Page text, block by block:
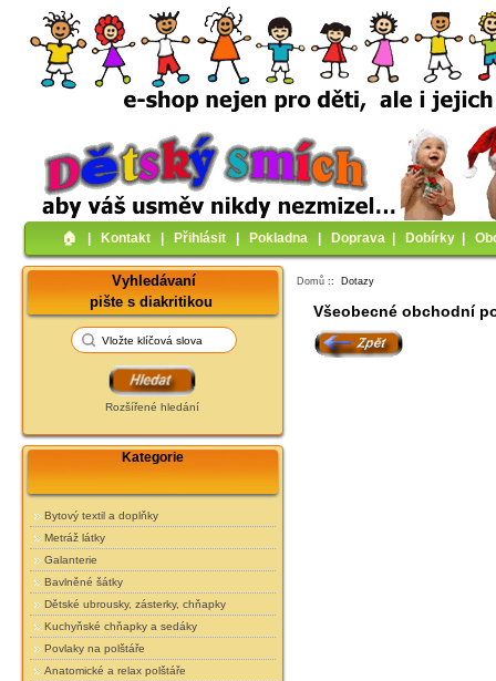
🏠︎ Kontakt Přihlásit Pokladna Doprava Dobírky
Vyhledávaní
pište s diakritikou
Rozšířené hledání
Kategorie
Bytový textil a doplňky
Metráž látky
Galanterie
Bavlněné šátky
Dětské ubrousky, zásterky, chňapky
Kuchyňské chňapky a sedáky
Povlaky na polštáře
Anatomické a relax polštáře
Domů :: Dotazy
Všeobecné obchodní